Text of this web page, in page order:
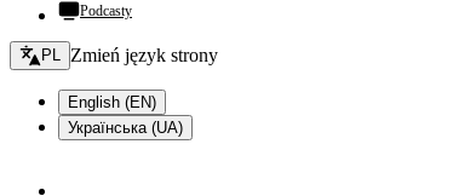
Podcasty
Zmień język - bieżący:
PL Zmień język strony
English (EN)
Українська (UA)